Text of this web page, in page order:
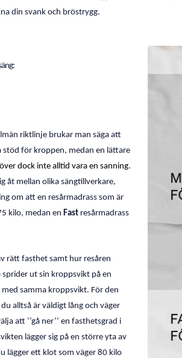
din svank och bröstrygg.
riktlinje brukar man säga att
stöd för kroppen, medan en lättare
dock inte alltid vara en sanning.
åt mellan olika sängtillverkare,
om att en resårmadrass som är
kilo, medan en Fast resårmadrass
rätt fasthet samt hur resåren
sprider ut sin kroppsvikt på en
samma kroppsvikt. För den
alltså är väldigt lång och väger
att ’’gå ner’’ en fasthetsgrad i
lägger sig på en större yta av
lägger ett klot som väger 80 kilo